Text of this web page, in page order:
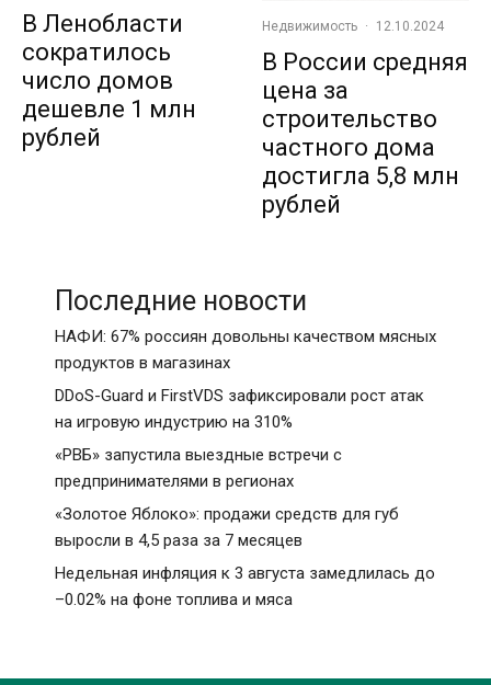
В Ленобласти
сократилось
число домов
дешевле 1 млн
рублей
Недвижимость · 12.10.2024
В России средняя
цена за
строительство
частного дома
достигла 5,8 млн
рублей
Последние новости
НАФИ: 67% россиян довольны качеством мясных
продуктов в магазинах
DDoS-Guard и FirstVDS зафиксировали рост атак
на игровую индустрию на 310%
«РВБ» запустила выездные встречи с
предпринимателями в регионах
«Золотое Яблоко»: продажи средств для губ
выросли в 4,5 раза за 7 месяцев
Недельная инфляция к 3 августа замедлилась до
–0.02% на фоне топлива и мяса